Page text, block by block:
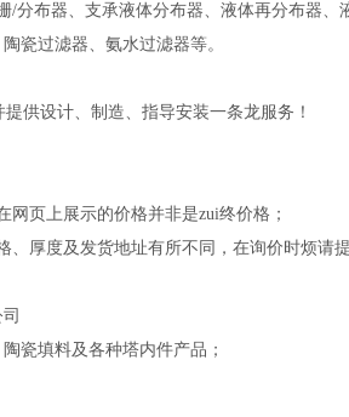
分布器、支承液体分布器、液体再分布器
瓷过滤器、氨水过滤器等。
供设计、制造、指导安装一条龙服务！
页上展示的价格并非是zui终价格；
厚度及发货地址有所不同，在询价时烦请
瓷填料及各种塔内件产品；